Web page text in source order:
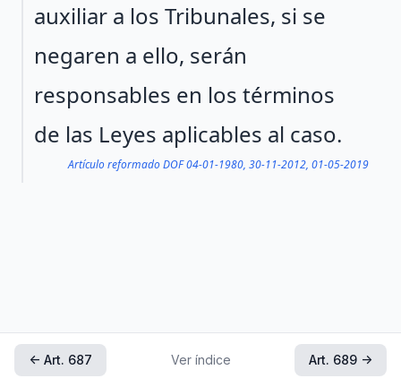
auxiliar a los Tribunales, si se
negaren a ello, serán
responsables en los términos
de las Leyes aplicables al caso.
Artículo reformado DOF 04-01-1980, 30-11-2012, 01-05-2019
← Art. 687 Ver índice Art. 689 →